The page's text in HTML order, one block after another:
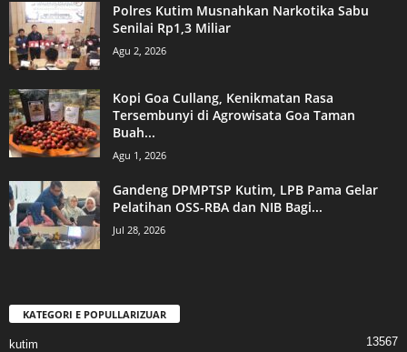
Polres Kutim Musnahkan Narkotika Sabu
Senilai Rp1,3 Miliar
Agu 2, 2026
Kopi Goa Cullang, Kenikmatan Rasa
Tersembunyi di Agrowisata Goa Taman
Buah...
Agu 1, 2026
Gandeng DPMPTSP Kutim, LPB Pama Gelar
Pelatihan OSS-RBA dan NIB Bagi...
Jul 28, 2026
KATEGORI E POPULLARIZUAR
kutim 13567